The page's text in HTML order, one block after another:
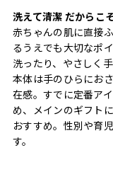
洗えて清潔 だからこ
赤ちゃんの肌に直接
るうえでも大切なポ
洗ったり、やさしく
本体は手のひらにお
在感。すでに定番ア
め、メインのギフト
おすすめ。性別や育
す。